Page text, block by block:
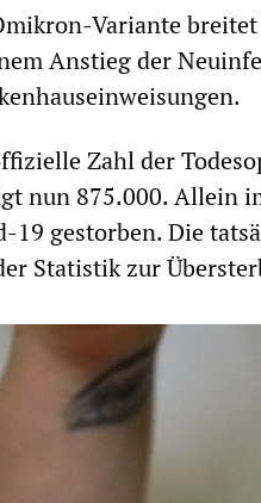
Variante
Anstieg der
Zahl der
nun 875.000. Allein
19 gestorben. Die
Statistik zur